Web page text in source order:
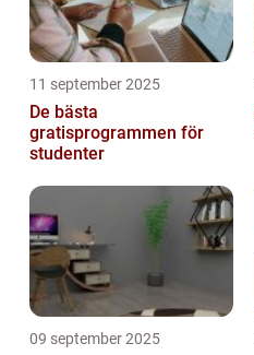
11 september 2025
De bästa
gratisprogrammen för
studenter
09 september 2025